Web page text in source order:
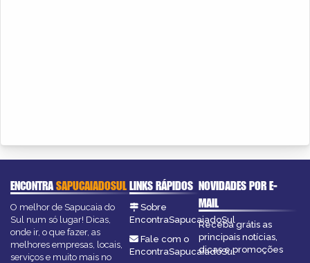
ENCONTRASAPUCAIADOSUL
O melhor de Sapucaia do
Sul num só lugar! Dicas,
onde ir, o que fazer, as
melhores empresas, locais,
serviços e muito mais no
LINKS RÁPIDOS
Sobre
EncontraSapucaiadoSul
Fale com o
EncontraSapucaiadoSul
NOVIDADES POR E-
MAIL
Receba grátis as
principais notícias,
dicas e promoções